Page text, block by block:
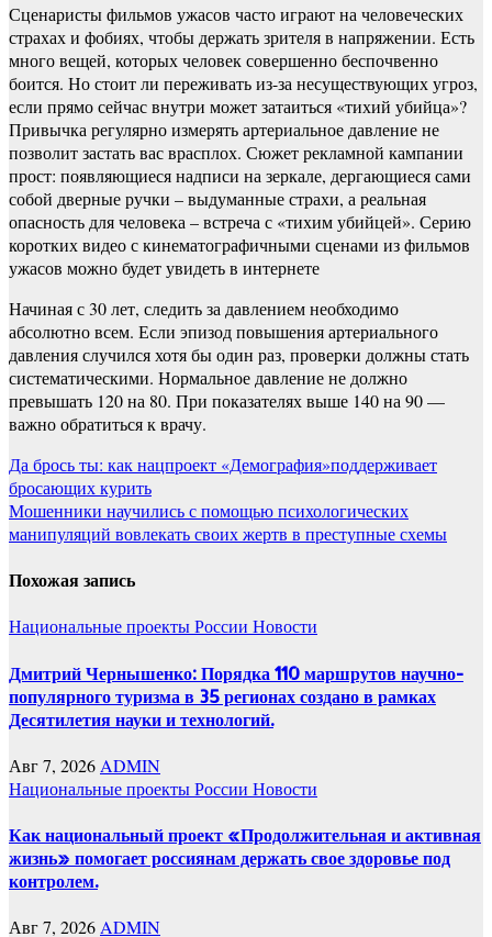
Сценаристы фильмов ужасов часто играют на человеческих
страхах и фобиях, чтобы держать зрителя в напряжении. Есть
много вещей, которых человек совершенно беспочвенно
боится. Но стоит ли переживать из-за несуществующих угроз,
если прямо сейчас внутри может затаиться «тихий убийца»?
Привычка регулярно измерять артериальное давление не
позволит застать вас врасплох. Сюжет рекламной кампании
прост: появляющиеся надписи на зеркале, дергающиеся сами
собой дверные ручки – выдуманные страхи, а реальная
опасность для человека – встреча с «тихим убийцей». Серию
коротких видео с кинематографичными сценами из фильмов
ужасов можно будет увидеть в интернете
Начиная с 30 лет, следить за давлением необходимо
абсолютно всем. Если эпизод повышения артериального
давления случился хотя бы один раз, проверки должны стать
систематическими. Нормальное давление не должно
превышать 120 на 80. При показателях выше 140 на 90 —
важно обратиться к врачу.
Навигация
по
записям
Да брось ты: как нацпроект «Демография»поддерживает
бросающих курить
Мошенники научились с помощью психологических
манипуляций вовлекать своих жертв в преступные схемы
Похожая запись
Национальные проекты России Новости
Дмитрий Чернышенко: Порядка 110 маршрутов научно-
популярного туризма в 35 регионах создано в рамках
Десятилетия науки и технологий.
Авг 7, 2026 ADMIN
Национальные проекты России Новости
Как национальный проект «Продолжительная и активная
жизнь» помогает россиянам держать свое здоровье под
контролем.
Авг 7, 2026ADMIN